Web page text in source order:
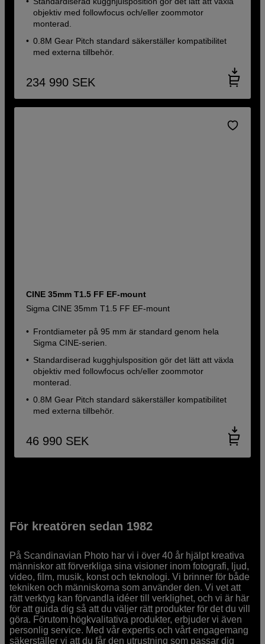
objektiv med followfocus och/eller zoommotor
monterad.
0.8M Gear Pitch standard säkerställer kompatibilitet
med externa tillbehör.
234 990 SEK
CINE 35mm T1.5 FF EF-mount
Sigma CINE 35mm T1.5 FF EF-mount
Frontdiameter på 95 mm är standard genom hela
Sigma CINE-serien.
Standardiserad kugghjulsposition gör det lätt att växla
objektiv med followfocus och/eller zoommotor
monterad.
0.8M Gear Pitch standard säkerställer kompatibilitet
med externa tillbehör.
46 990 SEK
För kreatören sedan 1982
På Scandinavian Photo har vi i över 40 år hjälpt kreativa
människor att förverkliga sina visioner inom fotografi, ljud,
video, film, musik, konst och teknologi. Vi brinner för både
tekniken och människorna som använder den. Vi vet att
rätt verktyg kan förvandla idéer till verklighet, och vi är här
för att guida dig så att du väljer rätt produkter för det du vill
göra. Förutom högkvalitativa produkter, erbjuder vi även
personlig service. Med vår expertis och vårt engagemang
säkerställer vi att du får den utrustning som passar dig